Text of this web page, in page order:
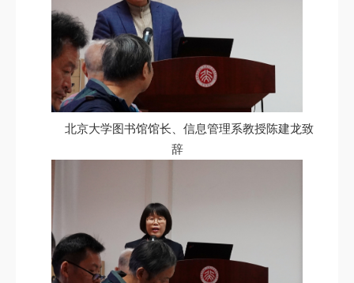
北京大学图书馆馆长、信息管理系教授陈建龙致
辞